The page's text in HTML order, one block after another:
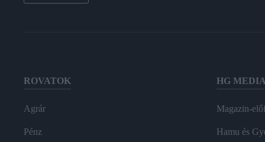
ROVATOK
Agrár
Pénz
HG MEDIA
Magazin-
Hamu és